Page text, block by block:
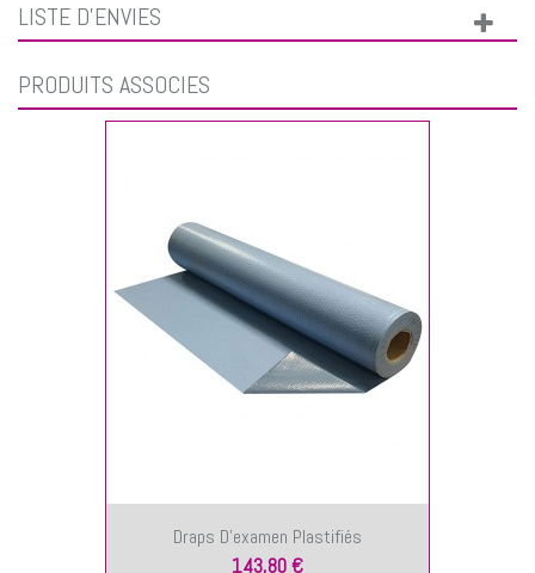
LISTE D'ENVIES
PRODUITS ASSOCIÉS
Draps D’examen Plastifiés
143,80 €